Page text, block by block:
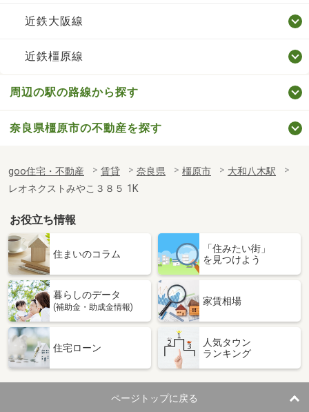
近鉄大阪線
近鉄橿原線
周辺の駅の路線から探す
奈良県橿原市の不動産を探す
goo住宅・不動産 賃貸 奈良県 橿原市
大和八木駅
レオネクストみやこ３８５ 1K
お役立ち情報
住まいのコラム
「住みたい街」
を見つけよう
暮らしのデータ
(補助金・助成金情報)
家賃相場
住宅ローン
人気タウン
ランキング
ページトップに戻る